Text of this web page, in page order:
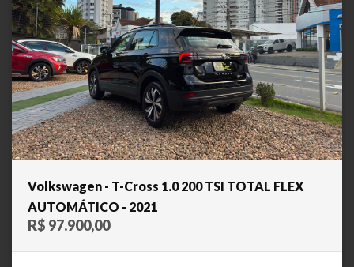
Volkswagen - T-Cross 1.0 200 TSI TOTAL FLEX
AUTOMÁTICO - 2021
R$ 97.900,00